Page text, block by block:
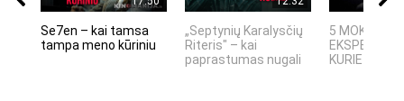
Se7en – kai tamsa
tampa meno kūriniu
„Septynių Karalysčių
Riteris" – kai
paprastumas nugali
5 MOKSLINIAI
KURIE